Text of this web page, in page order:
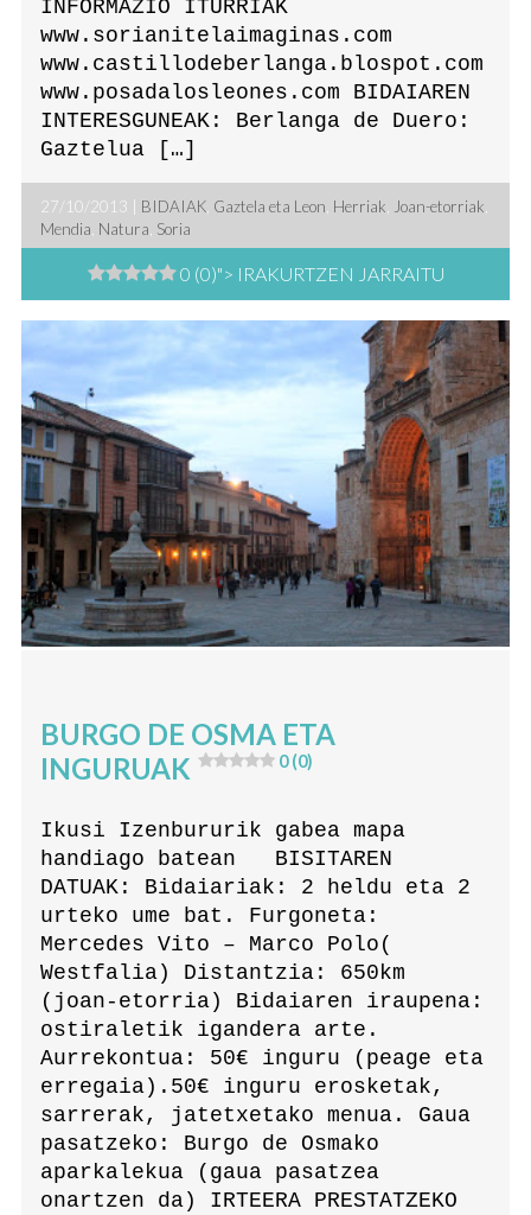
INFORMAZIO ITURRIAK
www.sorianitelaimaginas.com
www.castillodeberlanga.blospot.com
www.posadalosleones.com BIDAIAREN
INTERESGUNEAK: Berlanga de Duero:
Gaztelua […]
27/10/2013 | BIDAIAK Gaztela eta Leon Herriak Joan-etorriak
Mendia Natura Soria
0 (0)"> IRAKURTZEN JARRAITU
BURGO DE OSMA ETA
INGURUAK
0 (0)
Ikusi Izenbururik gabea mapa
handiago batean BISITAREN
DATUAK: Bidaiariak: 2 heldu eta 2
urteko ume bat. Furgoneta:
Mercedes Vito – Marco Polo(
Westfalia) Distantzia: 650km
(joan-etorria) Bidaiaren iraupena:
ostiraletik igandera arte.
Aurrekontua: 50€ inguru (peage eta
erregaia).50€ inguru erosketak,
sarrerak, jatetxetako menua. Gaua
pasatzeko: Burgo de Osmako
aparkalekua (gaua pasatzea
onartzen da) IRTEERA PRESTATZEKO